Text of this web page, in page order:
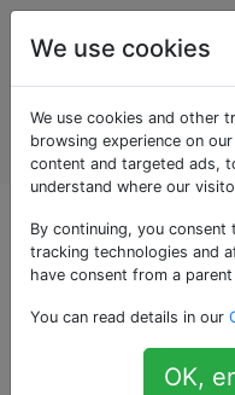
de
«jump-
Processus d'utilisation
véhicule fonctionnel
We use cookies
We use cookies and other
browsing experience on
content and targeted ads,
understand where our
By continuing, you
tracking technologies and
have consent from a
You can read details in our
OK,